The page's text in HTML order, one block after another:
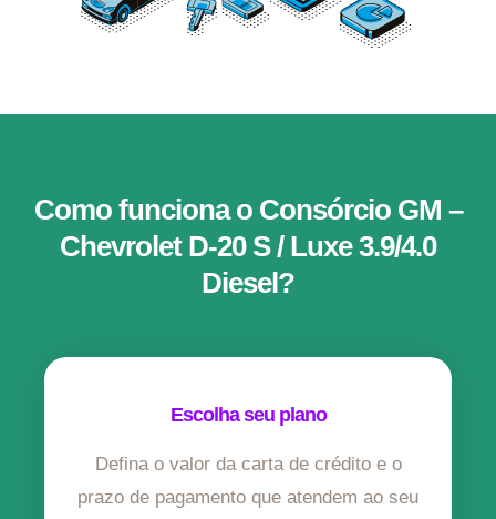
Como funciona o Consórcio GM –
Chevrolet D-20 S / Luxe 3.9/4.0
Diesel?
Escolha seu plano
Defina o valor da carta de crédito e o
prazo de pagamento que atendem ao seu